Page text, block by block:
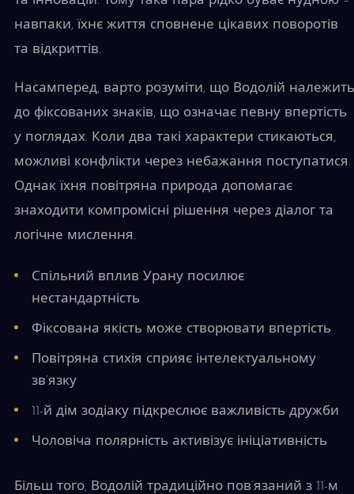
навпаки, їхнє життя сповнене цікавих поворотів
та відкриттів.
Насамперед, варто розуміти, що Водолій належить
до фіксованих знаків, що означає певну впертість
у поглядах. Коли два такі характери стикаються,
можливі конфлікти через небажання поступатися.
Однак їхня повітряна природа допомагає
знаходити компромісні рішення через діалог та
логічне мислення.
Спільний вплив Урану посилює
нестандартність
Фіксована якість може створювати впертість
Повітряна стихія сприяє інтелектуальному
зв’язку
11-й дім зодіаку підкреслює важливість дружби
Чоловіча полярність активізує ініціативність
Більш того, Водолій традиційно пов’язаний з 11-м